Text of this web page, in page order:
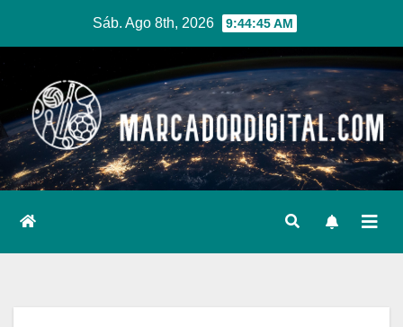
contenido
Sáb. Ago 8th, 2026 9:44:46 AM